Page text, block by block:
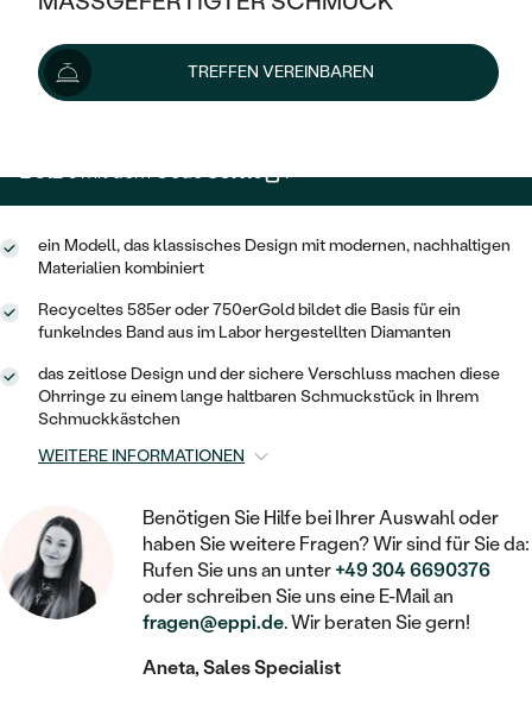
KLASSISCH
MEMOIRE
V-FORM
VINTAGE
AUSSERGEWÖHNLICHE
GEHÄMMERTE
MIT FÜLLUNG
IM SET
MIT MEHREREN DIAMANTEN
HALO
VINTAGE
IM SET
AUSSERGEWÖHNLICH
GESTALTE EINEN RING
WÄHLE EINEN RING
DIAMANTEN ZUM EINFASSEN
LAB GROWN DIAMANTEN ZUM
EINFASSEN
FARBIGE DIAMANTEN ZUM EINFASSEN
AUSVERKAUF
WENN SCHMUCK HILFT
NACH TYP
ANHÄNGER / KETTEN
ARMBÄNDER
SCHMUCKSET
HERRENSCHMUCK
SCHMUCK FÜR KINDER
BROSCHEN
SCHMUCKZUBEHÖR
PLATIN
OHRSTECKER
CREOLEN
MINIMALISTISCHE
OHRHÄNGER
KINDER
PIERCINGS
GOLD
SILBER
ZUR GEBURT EINES KINDES
PERSONALISIERT
MIT STERNZEICHEN
MINIMALISTISCH
MEDAILLON
KETTEN
AUSVERKAUF
GOLD
SILBER
NACH STYL
MEMOIRE
STATEMENT
SIEGELRINGE
TREFFEN VEREINBAREN
2 569 €
Wir liefern den Schmuck innerhalb von 3 - 4 Wochen.
Lieferoptionen
2 312 €mit dem CodeSUN10 .
ein Modell, das klassisches Design mit modernen, nachhaltigen
Materialien kombiniert
Recyceltes 585er oder 750erGold bildet die Basis für ein
funkelndes Band aus im Labor hergestellten Diamanten
das zeitlose Design und der sichere Verschluss machen diese
Ohrringe zu einem lange haltbaren Schmuckstück in Ihrem
Schmuckkästchen
WEITERE INFORMATIONEN
Benötigen Sie Hilfe bei Ihrer Auswahl oder
haben Sie weitere Fragen? Wir sind für Sie da:
Rufen Sie uns an unter+49 304 6690376
oder schreiben Sie uns eine E-Mail an
fragen@eppi.de. Wir beraten Sie gern!
Aneta, Sales Specialist